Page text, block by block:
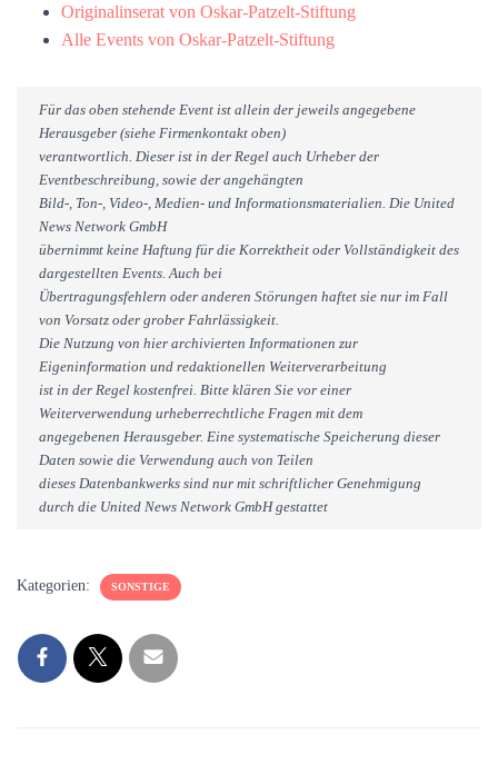
Originalinserat von Oskar-Patzelt-Stiftung
Alle Events von Oskar-Patzelt-Stiftung
Für das oben stehende Event ist allein der jeweils angegebene
Herausgeber (siehe Firmenkontakt oben)
verantwortlich. Dieser ist in der Regel auch Urheber der
Eventbeschreibung, sowie der angehängten
Bild-, Ton-, Video-, Medien- und Informationsmaterialien. Die United
News Network GmbH
übernimmt keine Haftung für die Korrektheit oder Vollständigkeit des
dargestellten Events. Auch bei
Übertragungsfehlern oder anderen Störungen haftet sie nur im Fall
von Vorsatz oder grober Fahrlässigkeit.
Die Nutzung von hier archivierten Informationen zur
Eigeninformation und redaktionellen Weiterverarbeitung
ist in der Regel kostenfrei. Bitte klären Sie vor einer
Weiterverwendung urheberrechtliche Fragen mit dem
angegebenen Herausgeber. Eine systematische Speicherung dieser
Daten sowie die Verwendung auch von Teilen
dieses Datenbankwerks sind nur mit schriftlicher Genehmigung
durch die United News Network GmbH gestattet
Kategorien: SONSTIGE